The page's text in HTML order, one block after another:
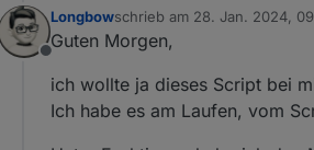
Offline
Longbowschrieb am 28. Jan. 2024,
zuletzt editiert von
Guten Morgen,
ich wollte ja dieses Script bei
Ich habe es am Laufen, vom